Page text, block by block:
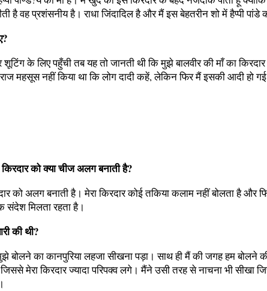
वह प्रशंसनीय है। राधा जिंदादिल है और मैं इस बेहतरीन शो में हैप्पी पांडे
के लिए पहुँची तब यह तो जानती थी कि मुझे बालवीर की माँ का
महसूस नहीं किया था कि लोग दादी कहें, लेकिन फिर मैं इसकी आदी हो गई
को क्या चीज अलग बनाती है?
को अलग बनाती है। मेरा किरदार कोई तकिया कलाम नहीं बोलता है
संदेश मिलता रहता है।
की थी?
बोलने का कानपुरिया लहजा सीखना पड़ा। साथ ही मैं की जगह हम
मेरा किरदार ज्यादा परिपक्‍व लगे। मैंने उसी तरह से नाचना भी